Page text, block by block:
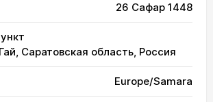
26 Сафар 1448
Саратовская область, Россия
Europe/Samara